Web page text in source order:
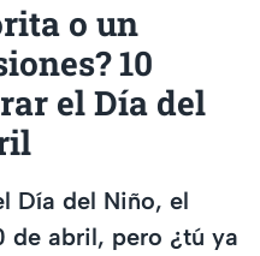
o un
10
el Día del
Día del Niño, el
de abril, pero ¿tú ya